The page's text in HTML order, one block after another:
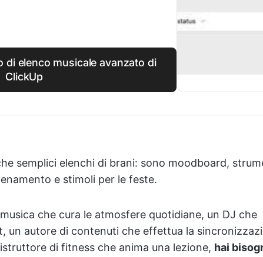
di elenco musicale avanzato di
ClickUp
semplici elenchi di brani: sono moodboard,
e stimoli per le feste.
che cura le atmosfere quotidiane, un DJ che
un autore di contenuti che effettua la
di fitness che anima una lezione, hai